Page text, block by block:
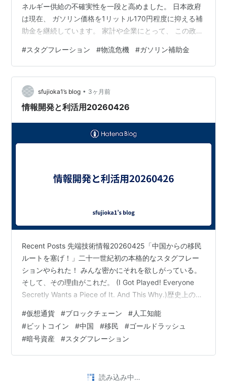
ネルギー供給の不確実性を一段と高めました。 日本政府
は現在、 ガソリン価格を1リットル170円程度に抑える補
助金を継続しています。 家計や企業にとって、 この政策
本経済研究センターによる 「エコノミクスパネル」で
は、 経済学者の約9割が 補助金は縮小または撤廃すべき
と回答しました。 なぜか。 それは、 この問題が単なる
価格問題ではないからです。 原油高の本質は、エネルギ
ー価格ではなく、物流の不確実性にある。 そして今、日
#スタグフレーション #物流危機 #ガソリン補助金
sfujioka1’s blog • 3ヶ月前
情報開発と利活用20260426
Recent Posts 先端技術情報20260425「中国からの移民
ルートを塞げ！」二十一世紀初の本格的なスタグフレー
ションやられた！ みんな密かにそれを欲しがっている。
そして、その理由がこれだ。 (I Got Played! Everyone
Secretly Wants a Piece of It. And This Why.)歴史上のあ
産も今まさに同じ道をたどった。（Every Gold Rush in
History Ended the Same Way. Crypto Just Did Too.）
(1)ストラテジーが新規BTC供給…
#仮想通貨 #ブロックチェーン #人工知能
#ビットコイン #中国 #移民 #ゴールドラッシュ
#暗号資産 #スタグフレーション
読み込み中…